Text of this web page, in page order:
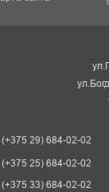
(+375 29) 684-02-02
(+375 25) 684-02-02
(+375 33) 684-02-02